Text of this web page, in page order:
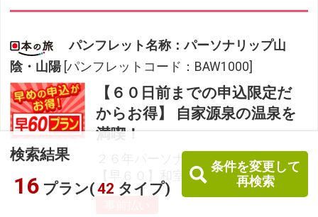
検索結果
16 プラン(42 タイプ)
条件を変更して
再検索
パンフレット名称：パーソナリップ山
陰・山陽 [パンフレットコード：BAW1000]
【６０日前までの申込限定だ
からお得】 自家源泉の温泉を
満喫！
２６年パーソナリップ（下期）鳥取
【早６０】和室１２．５畳 特選会席